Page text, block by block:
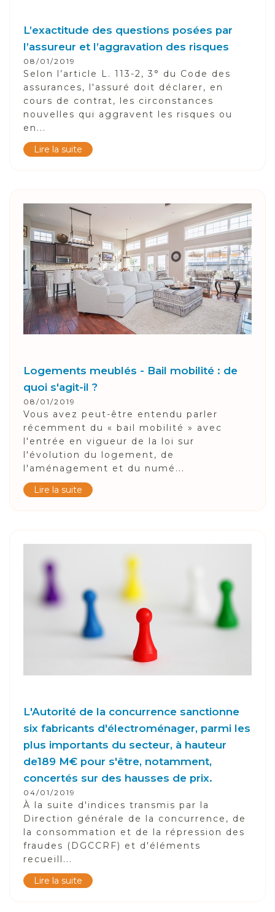
L’exactitude des questions posées par
l’assureur et l’aggravation des risques
08/01/2019
Selon l’article L. 113-2, 3° du Code des
assurances, l'assuré doit déclarer, en
cours de contrat, les circonstances
nouvelles qui aggravent les risques ou
en...
Lire la suite
Logements meublés - Bail mobilité : de
quoi s'agit-il ?
08/01/2019
Vous avez peut-être entendu parler
récemment du « bail mobilité » avec
l'entrée en vigueur de la loi sur
l'évolution du logement, de
l'aménagement et du numé...
Lire la suite
L'Autorité de la concurrence sanctionne
six fabricants d'électroménager, parmi les
plus importants du secteur, à hauteur
de189 M€ pour s'être, notamment,
concertés sur des hausses de prix.
04/01/2019
À la suite d'indices transmis par la
Direction générale de la concurrence, de
la consommation et de la répression des
fraudes (DGCCRF) et d'éléments
recueill...
Lire la suite